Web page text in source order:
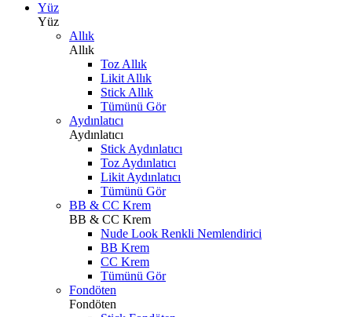
Yüz
Yüz
Allık
Allık
Toz Allık
Likit Allık
Stick Allık
Tümünü Gör
Aydınlatıcı
Aydınlatıcı
Stick Aydınlatıcı
Toz Aydınlatıcı
Likit Aydınlatıcı
Tümünü Gör
BB & CC Krem
BB & CC Krem
Nude Look Renkli Nemlendirici
BB Krem
CC Krem
Tümünü Gör
Fondöten
Fondöten